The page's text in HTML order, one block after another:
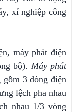
xí nghiệp công
máy phát điện
bộ). Máy phát
gồm 3 dòng điện
lệch pha nhau
nhau 1/3 vòng